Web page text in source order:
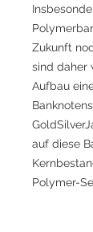
Zukunft
sind daher
Aufbau
auf diese
Polymer-